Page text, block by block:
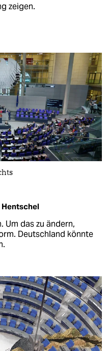
zeigen.
Hentschel
Um das zu ändern,
Deutschland könnte